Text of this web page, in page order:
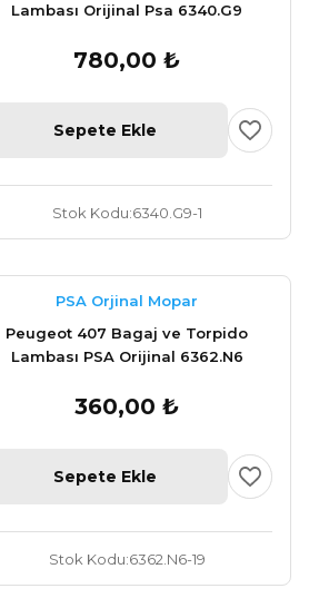
Lambası Orijinal Psa 6340.G9
780,00 ₺
Sepete Ekle
Stok Kodu 6340.G9-1
PSA Orjinal Mopar
Peugeot 407 Bagaj ve Torpido
Lambası PSA Orijinal 6362.N6
360,00 ₺
Sepete Ekle
Stok Kodu 6362.N6-19